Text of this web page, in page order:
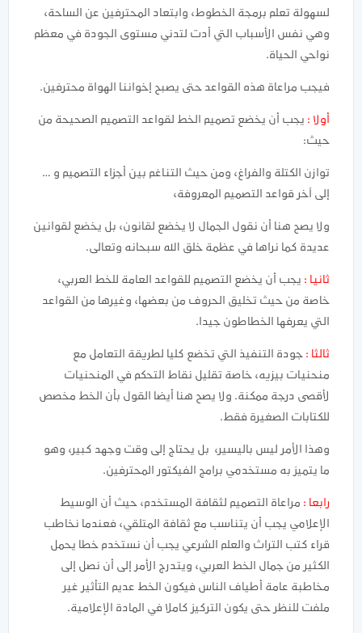
لسهولة تعلم برمجة الخطوط، وابتعاد المحترفين عن الساحة،
وهي نفس الأسباب التي أدت لتدني مستوى الجودة في معظم
نواحي الحياة.
فيجب مراعاة هذه القواعد حتى يصبح إخواننا الهواة محترفين.
أولا : يجب أن يخضع تصميم الخط لقواعد التصميم الصحيحة من
حيث:
توازن الكتلة والفراغ، ومن حيث التناغم بين أجزاء التصميم و …
إلى آخر قواعد التصميم المعروفة،
ولا يصح هنا أن نقول الجمال لا يخضع لقانون، بل يخضع لقوانين
عديدة كما نراها في عظمة خلق الله سبحانه وتعالى.
ثانيا : يجب أن يخضع التصميم للقواعد العامة للخط العربي،
خاصة من حيث تخليق الحروف من بعضها، وغيرها من القواعد
التي يعرفها الخطاطون جيدا.
ثالثا : جودة التنفيذ التي تخضع كليا لطريقة التعامل مع
منحنيات بيزيه، خاصة تقليل نقاط التحكم في المنحنيات
لأقصى درجة ممكنة. ولا يصح هنا أيضا القول بأن الخط مخصص
للكتابات الصغيرة فقط.
وهذا الأمر ليس باليسير، بل يحتاج إلى وقت وجهد كبير، وهو
ما يتميز به مستخدمي برامج الفيكتور المحترفين.
رابعا : مراعاة التصميم لثقافة المستخدم، حيث أن الوسيط
الإعلامي يجب أن يتناسب مع ثقافة المتلقي، فعندما نخاطب
قراء كتب التراث والعلم الشرعي يجب أن نستخدم خطا يحمل
الكثير من جمال الخط العربي، ويتدرج الأمر إلى أن نصل إلى
مخاطبة عامة أطياف الناس فيكون الخط عديم التأثير غير
ملفت للنظر حتى يكون التركيز كاملا في المادة الإعلامية.